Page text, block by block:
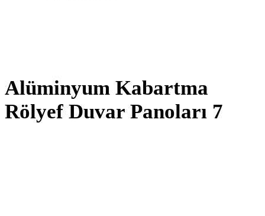
Alüminyum Kabartma
Rölyef Duvar Panoları 7